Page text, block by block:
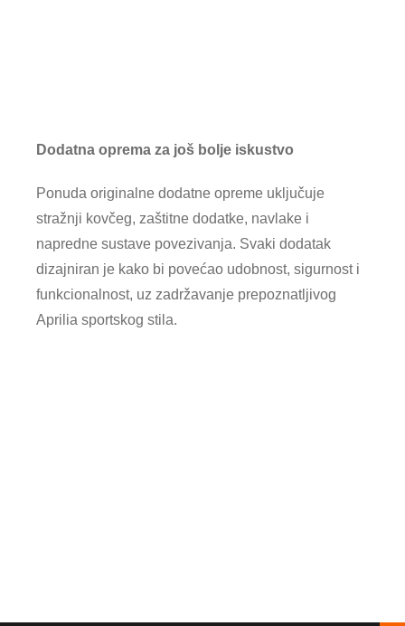
Dodatna oprema za još bolje iskustvo
Ponuda originalne dodatne opreme uključuje
stražnji kovčeg, zaštitne dodatke, navlake i
napredne sustave povezivanja. Svaki dodatak
dizajniran je kako bi povećao udobnost, sigurnost i
funkcionalnost, uz zadržavanje prepoznatljivog
Aprilia sportskog stila.